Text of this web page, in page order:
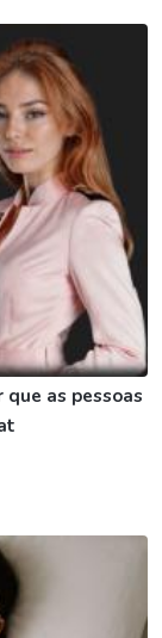
as pessoas